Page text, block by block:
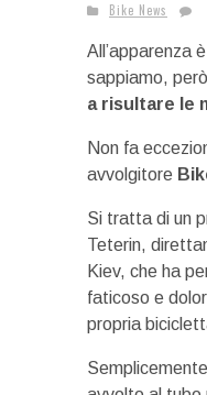
Bike News
All’apparenza
sappiamo,
a risultare le
Non fa
avvolgitore
Si tratta di un
Teterin,
Kiev, che ha
faticoso e
propria